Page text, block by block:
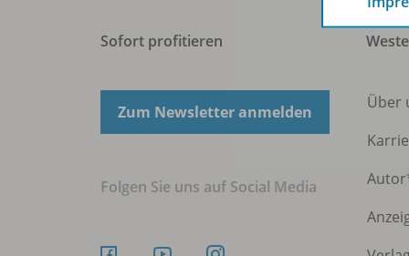
Sofort profitieren
Zum Newsletter anmelden
Folgen Sie uns auf Social Media
Über